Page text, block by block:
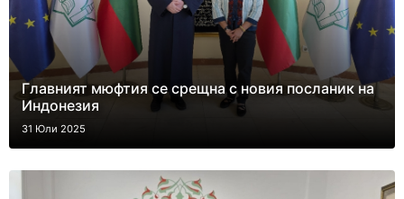
Главният мюфтия се срещна с новия посланик на
Индонезия
31 Юли 2025